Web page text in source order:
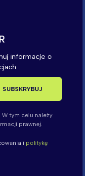
tym celu należy
prawnej.
i politykę